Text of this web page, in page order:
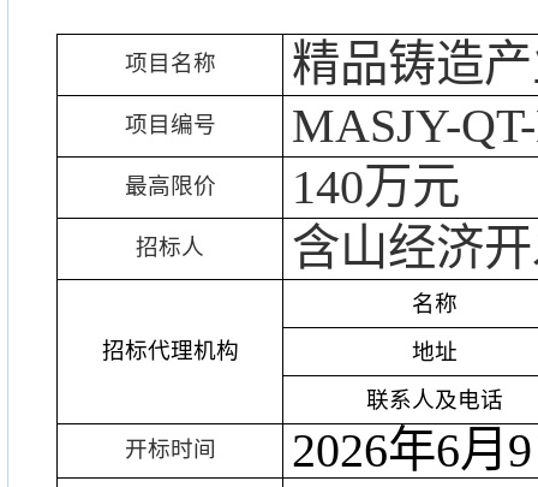
项目名称 精品铸造
项目编号 MASJY-
最高限价 140万元
招标人 含山经济
招标代理机构
名称
地址
联系人及电话
开标时间
2026年6月